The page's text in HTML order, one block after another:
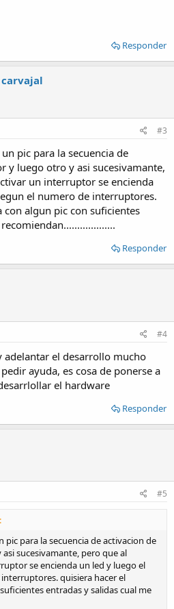
Responder
#3
pic para la secuencia de
y luego otro y asi sucesivamante,
un interruptor se encienda
el numero de interruptores.
algun pic con suficientes
Responder
#4
adelantar el desarrollo mucho
ayuda, es cosa de ponerse a
el hardware
Responder
#5
para la secuencia de activacion de
sucesivamante, pero que al
se encienda un led y luego el
quisiera hacer el
entradas y salidas cual me